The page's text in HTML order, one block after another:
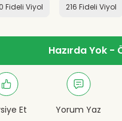
Fideli Viyol 216 Fideli Viyol
Hazırda Yok -
Et Yorum Yaz